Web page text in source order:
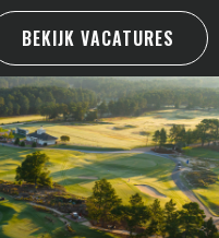
BEKIJK VACATURES